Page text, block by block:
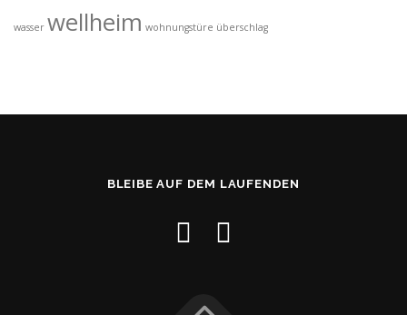
wasser wellheim wohnungstüre überschlag
BLEIBE AUF DEM LAUFENDEN